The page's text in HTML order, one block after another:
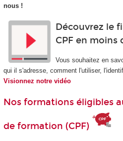
nous !
Découvrez le
CPF en moins
Vous souhaitez en
qui il s'adresse, comment l'utiliser,
Visionnez notre vidéo
Nos formations éligibles
de formation (CPF)